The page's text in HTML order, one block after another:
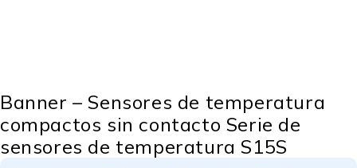
Banner – Sensores de temperatura
compactos sin contacto Serie de
sensores de temperatura S15S